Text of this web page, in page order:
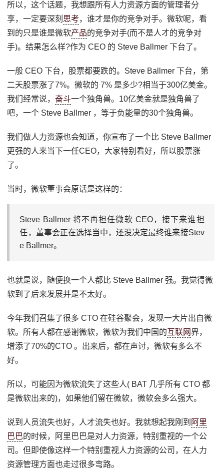
所以，这个话题，我想跟所有人力资源方面的管理者分
享，一定要深刻 思考，谁才是你的竞争对手。微软呢，看
到的只是谁是微软产品的竞争对手(而不是人才的竞争对
手)。结果怎么样?作为 CEO 的 Steve Ballmer 下台了。
一般 CEO 下台，股票都要跌的。Steve Ballmer 下台，第
二天股票涨了7%。微软的 7% 是多少?相当于300亿美金。
我们经常说，奋斗一个独角兽。10亿美金就是独角兽了
吧，一个 Steve Ballmer ，等于负能量的30个独角兽。
我们做人力资源也会知道，你宣布了一个比 Steve Ballmer
更强的人来当下一任CEO，大家特别看好，所以股票涨
了。
当时，微软董事会原话是这样的：
Steve Ballmer 将不再担任微软 CEO，接下来谁担
任，董事会正在选择当中，还没决定最终谁来接Stev
e Ballmer。
也就是说，随便换一个人都比 Steve Ballmer 强。我觉得微
软到了后来发展并是不太好。
今年我们召集了很多 CTO 在硅谷聚会，发现一大片出自微
软。所有人都在感谢微软，微软为我们中国的互联网 界，
增添了70%的CTO 。出来后，都在声讨，微软有多么不
好。
所以，可能因为微软流失了这些人( BAT 几乎所有 CTO 都
是微软出来的)，如果他们留在微软，微软会多么强大。
说到人员流失也好，人才流失也好。我就想起我刚到 阿里
巴巴的时候，阿里巴巴是对人力资源，特别重视的一个公
司。但即使像这样一个特别重视人力资源的公司，在人力
资源管理方面也走过很多弯路。